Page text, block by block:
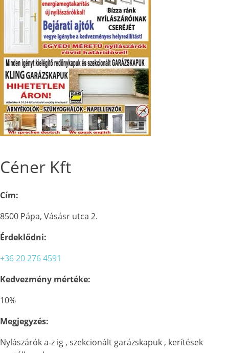
Céner Kft
Cím:
8500 Pápa, Vásásr utca 2.
Érdeklődni:
+36 20 276 4591
Kedvezmény mértéke:
10%
Megjegyzés:
Nylászárók a-z ig , szekcionált garázskapuk , kerítések